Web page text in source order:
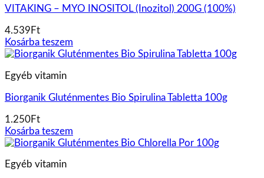
VITAKING – MYO INOSITOL (Inozitol) 200G (100%)
4.539 Ft
Kosárba teszem
Egyéb vitamin
Biorganik Gluténmentes Bio Spirulina Tabletta 100g
1.250Ft
Kosárba teszem
Egyéb vitamin